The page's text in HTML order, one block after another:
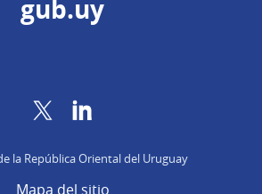
gub.uy
Twitter
la República Oriental del Uruguay
Mapa del sitio